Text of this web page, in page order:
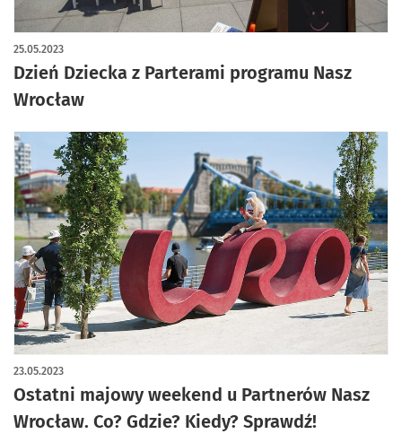
Dzień Dziecka z Parterami programu Nasz
Wrocław
25.05.2023
Ostatni majowy weekend u Partnerów Nasz
Wrocław. Co? Gdzie? Kiedy? Sprawdź!
23.05.2023